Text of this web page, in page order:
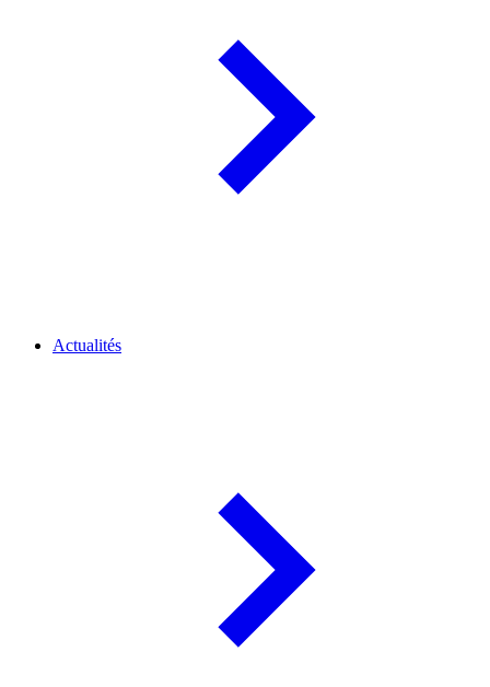
Actualités